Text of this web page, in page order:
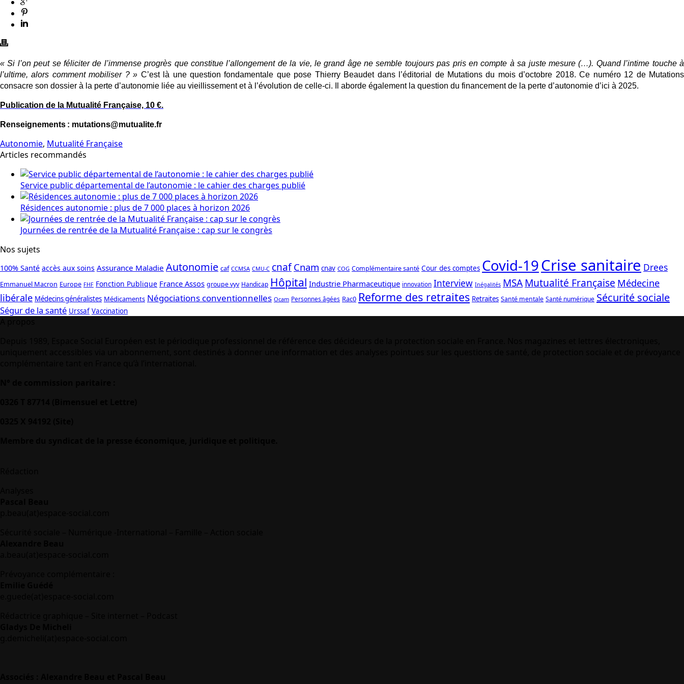
« Si l’on peut se féliciter de l’immense progrès que constitue l’allongement de la vie, le grand âge ne semble toujours pas pris en compte à sa juste mesure (…). Quand l’intime touche à
l’ultime, alors comment mobiliser ? » C’est là une question fondamentale que pose Thierry Beaudet dans l’éditorial de Mutations du mois d’octobre 2018. Ce numéro 12 de Mutations
consacre son dossier à la perte d’autonomie liée au vieillissement et à l’évolution de celle-ci. Il aborde également la question du financement de la perte d’autonomie d’ici à 2025.
Publication de la Mutualité Française, 10 €.
Renseignements : mutations@mutualite.fr
Autonomie, Mutualité Française
Articles recommandés
Service public départemental de l’autonomie : le cahier des charges publié
Résidences autonomie : plus de 7 000 places à horizon 2026
Journées de rentrée de la Mutualité Française : cap sur le congrès
Nos sujets
100% Santé accès aux soins Assurance Maladie Autonomie caf CCMSA CMU-C cnaf Cnam cnav COG Complémentaire santé Cour des comptes Covid-19Crise sanitaire Drees
Emmanuel Macron Europe FHF Fonction Publique France Assos groupe vyv Handicap Hôpital Industrie Pharmaceutique innovation Interview Inégalités MSAMutualité Française Médecine
libérale Médecins généralistes Médicaments Négociations conventionnelles Ocam Personnes âgées Rac0 Reforme des retraites Retraites Santé mentale Santé numérique Sécurité sociale
Ségur de la santé Urssaf Vaccination